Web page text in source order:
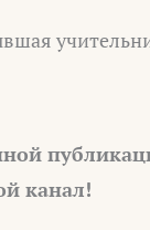
канал!